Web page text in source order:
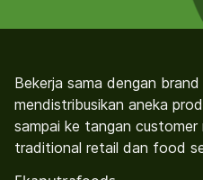
Bekerja sama dengan
mendistribusikan aneka
sampai ke tangan customer
traditional retail dan food